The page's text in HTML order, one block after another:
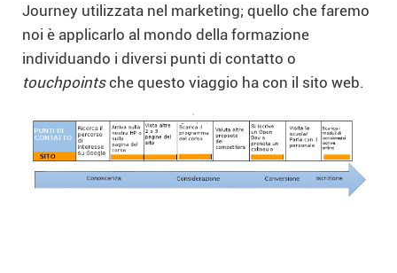
Journey utilizzata nel marketing; quello che faremo
noi è applicarlo al mondo della formazione
individuando i diversi punti di contatto o
touchpointsche questo viaggio ha con il sito web.